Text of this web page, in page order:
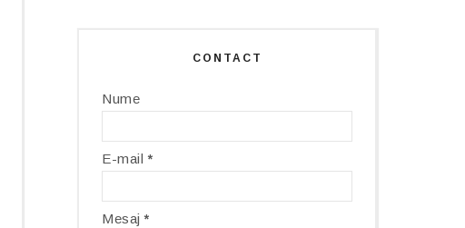
CONTACT
Nume
E-mail*
Mesaj*